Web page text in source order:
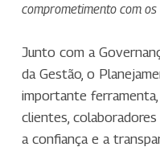
comprometimento com
Junto com a
da Gestão, o
importante
clientes,
a confiança e a